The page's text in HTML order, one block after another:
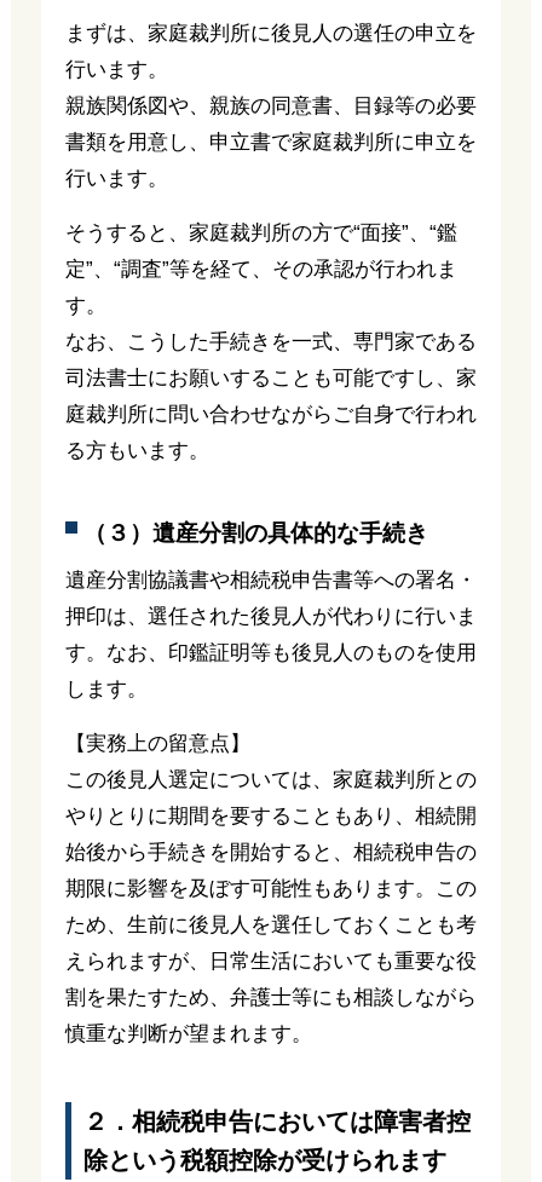
まずは、家庭裁判所に後見人の選任の申立を
行います。
親族関係図や、親族の同意書、目録等の必要
書類を用意し、申立書で家庭裁判所に申立を
行います。
そうすると、家庭裁判所の方で“面接”、“鑑
定”、“調査”等を経て、その承認が行われま
す。
なお、こうした手続きを一式、専門家である
司法書士にお願いすることも可能ですし、家
庭裁判所に問い合わせながらご自身で行われ
る方もいます。
（３）遺産分割の具体的な手続き
遺産分割協議書や相続税申告書等への署名・
押印は、選任された後見人が代わりに行いま
す。なお、印鑑証明等も後見人のものを使用
します。
【実務上の留意点】
この後見人選定については、家庭裁判所との
やりとりに期間を要することもあり、相続開
始後から手続きを開始すると、相続税申告の
期限に影響を及ぼす可能性もあります。この
ため、生前に後見人を選任しておくことも考
えられますが、日常生活においても重要な役
割を果たすため、弁護士等にも相談しながら
慎重な判断が望まれます。
２．相続税申告においては障害者控
除という税額控除が受けられます